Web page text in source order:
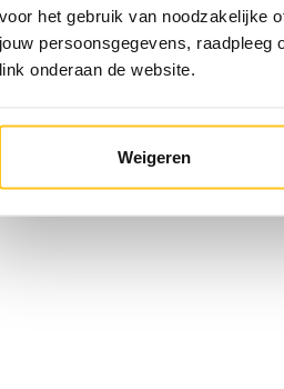
voor het gebruik van noodzakelijke
jouw persoonsgegevens, raadpleeg
link onderaan de website.
Weigeren